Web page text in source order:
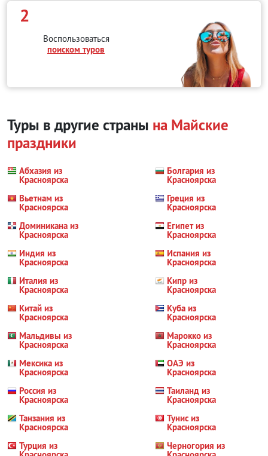
2
Воспользоваться
поиском туров
Туры в другие страны на Майские
праздники
Абхазия из
Красноярска
Болгария из
Красноярска
Вьетнам из
Красноярска
Греция из
Красноярска
Доминикана из
Красноярска
Египет из
Красноярска
Индия из
Красноярска
Испания из
Красноярска
Италия из
Красноярска
Кипр из
Красноярска
Китай из
Красноярска
Куба из
Красноярска
Мальдивы из
Красноярска
Марокко из
Красноярска
Мексика из
Красноярска
ОАЭ из
Красноярска
Россия из
Красноярска
Таиланд из
Красноярска
Танзания из
Красноярска
Тунис из
Красноярска
Турция из
Черногория из